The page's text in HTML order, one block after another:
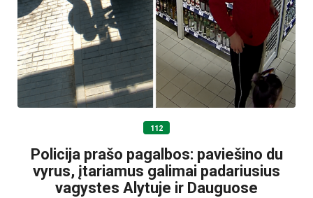
112
Policija prašo pagalbos: paviešino du
vyrus, įtariamus galimai padariusius
vagystes Alytuje ir Dauguose